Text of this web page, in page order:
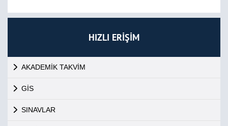
HIZLI ERİŞİM
AKADEMİK TAKVİM
GİS
SINAVLAR